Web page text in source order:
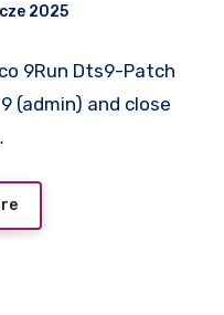
2025
9Run Dts9-Patch
(admin) and close